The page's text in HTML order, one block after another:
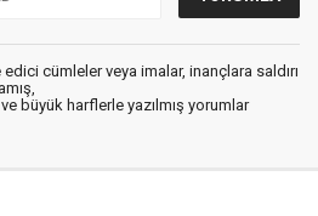
cümleler veya imalar, inançlara saldırı
büyük harflerle yazılmış yorumlar